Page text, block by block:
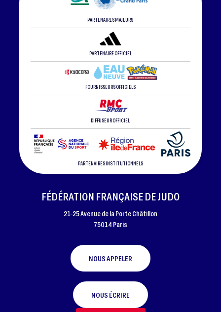
PARTENAIRES MAJEURS
PARTENAIRE OFFICIEL
FOURNISSEURS OFFICIELS
DIFFUSEUR OFFICIEL
PARTENAIRES INSTITUTIONNELS
FÉDÉRATION FRANÇAISE DE JUDO
21-25 Avenue de la Porte Châtillon
75014 Paris
NOUS APPELER
NOUS ÉCRIRE